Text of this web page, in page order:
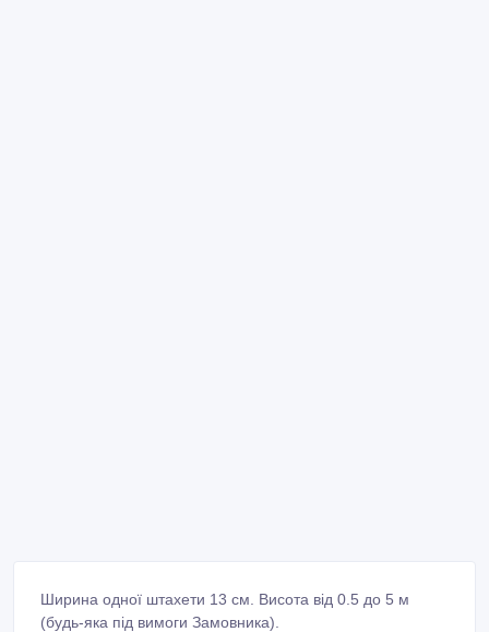
Ширина одної штахети 13 см. Висота від 0.5 до 5 м
(будь-яка під вимоги Замовника).